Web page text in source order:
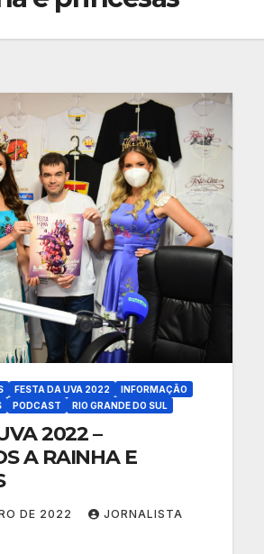
FESTA DA UVA 2022
INFORMAÇÃO
PODCAST RIO GRANDE DO SUL
2022 –
A RAINHA E
DE 2022
JORNALISTA